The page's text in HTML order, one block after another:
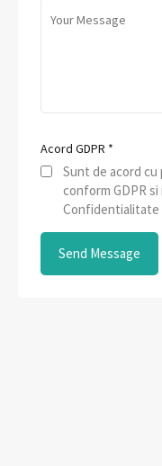
Acord GDPR *
Sunt de acord
conform GDPR
Confidentialitate